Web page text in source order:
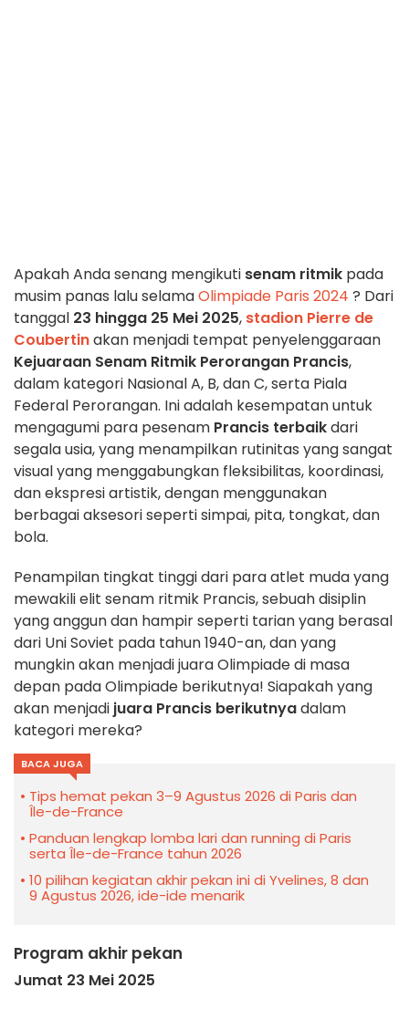
Apakah Anda senang mengikuti senam ritmik pada
musim panas lalu selamaOlimpiade Paris 2024 ? Dari
tanggal 23 hingga 25 Mei 2025, stadion Pierre de
Coubertinakan menjadi tempat penyelenggaraan
Kejuaraan Senam Ritmik Perorangan Prancis,
dalam kategori Nasional A, B, dan C, serta Piala
Federal Perorangan. Ini adalah kesempatan untuk
mengagumi para pesenam Prancis terbaikdari
segala usia, yang menampilkan rutinitas yang sangat
visual yang menggabungkan fleksibilitas, koordinasi,
dan ekspresi artistik, dengan menggunakan
berbagai aksesori seperti simpai, pita, tongkat, dan
bola.
Penampilan tingkat tinggi dari para atlet muda yang
mewakili elit senam ritmik Prancis, sebuah disiplin
yang anggun dan hampir seperti tarian yang berasal
dari Uni Soviet pada tahun 1940-an, dan yang
mungkin akan menjadi juara Olimpiade di masa
depan pada Olimpiade berikutnya! Siapakah yang
akan menjadi juara Prancis berikutnyadalam
kategori mereka?
BACA JUGA
Tips hemat pekan 3–9 Agustus 2026 di Paris dan
Île-de-France
Panduan lengkap lomba lari dan running di Paris
serta Île-de-France tahun 2026
10 pilihan kegiatan akhir pekan ini di Yvelines, 8 dan
9 Agustus 2026, ide-ide menarik
Program akhir pekan
Jumat 23 Mei 2025